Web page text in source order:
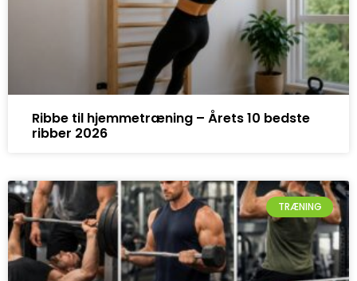
Ribbe til hjemmetræning – Årets 10 bedste
ribber 2026
TRÆNING